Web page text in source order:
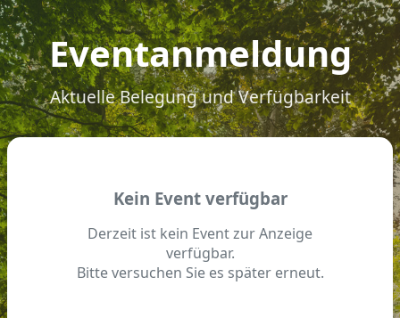
Eventanmeldung
Aktuelle Belegung und Verfügbarkeit
Kein Event verfügbar
Derzeit ist kein Event zur Anzeige
verfügbar.
Bitte versuchen Sie es später erneut.